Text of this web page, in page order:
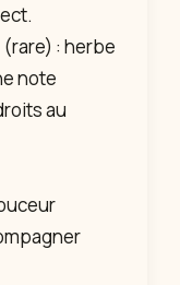
(rare) : herbe
note
au